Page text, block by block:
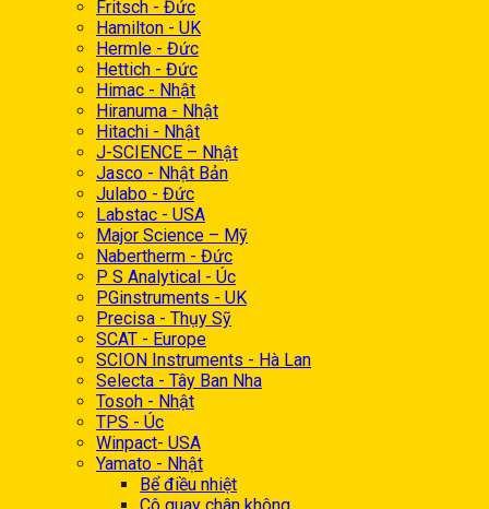
Fritsch - Đức
Hamilton - UK
Hermle - Đức
Hettich - Đức
Himac - Nhật
Hiranuma - Nhật
Hitachi - Nhật
J-SCIENCE – Nhật
Jasco - Nhật Bản
Julabo - Đức
Labstac - USA
Major Science – Mỹ
Nabertherm - Đức
P S Analytical - Úc
PGinstruments - UK
Precisa - Thụy Sỹ
SCAT - Europe
SCION Instruments - Hà Lan
Selecta - Tây Ban Nha
Tosoh - Nhật
TPS - Úc
Winpact- USA
Yamato - Nhật
Bể điều nhiệt